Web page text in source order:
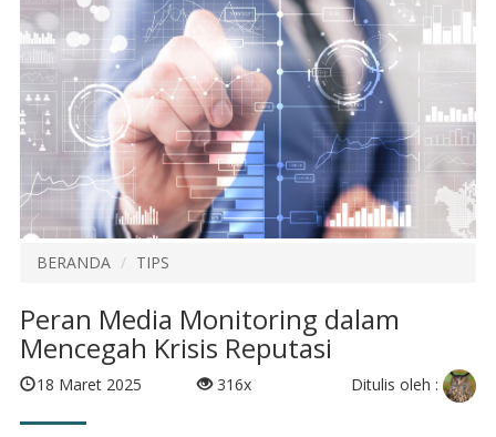
BERANDA TIPS
Peran Media Monitoring dalam
Mencegah Krisis Reputasi
18 Maret 2025 316x Ditulis oleh :